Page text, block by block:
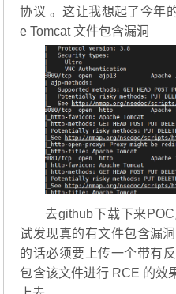
协议 。这让我想起了今年
e Tomcat 文件包含漏洞
去github下载下来
试发现真的有文件包含漏
的话必须要上传一个带有
包含该文件进行 RCE 的效